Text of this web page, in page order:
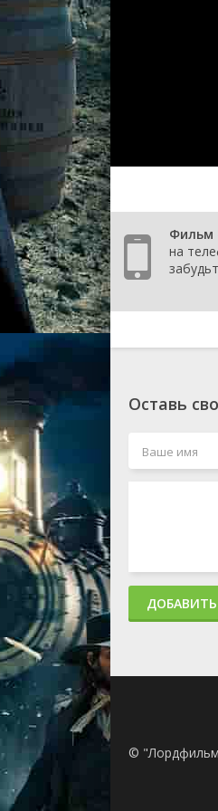
Фильм
на
Оставь
©